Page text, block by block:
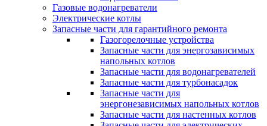
Газовые водонагреватели
Электрические котлы
Запасные части для гарантийного ремонта
Газогорелочные устройства
Запасные части для энергозависимых
напольных котлов
Запасные части для водонагревателей
Запасные части для турбонасадок
Запасные части для
энергонезависимых напольных котлов
Запасные части для настенных котлов